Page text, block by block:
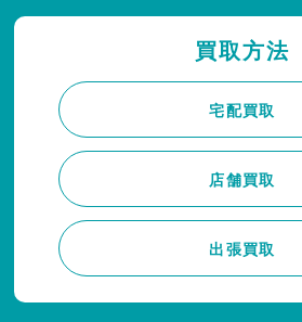
買取方法
宅配買取
店舗買取
出張買取